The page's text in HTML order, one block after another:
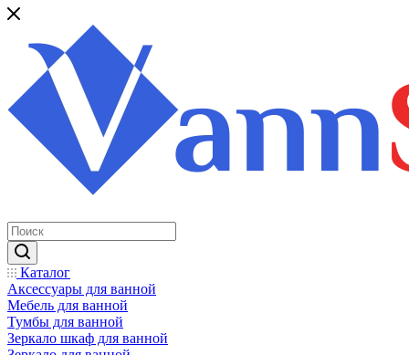
Каталог
Аксессуары для ванной
Мебель для ванной
Тумбы для ванной
Зеркало шкаф для ванной